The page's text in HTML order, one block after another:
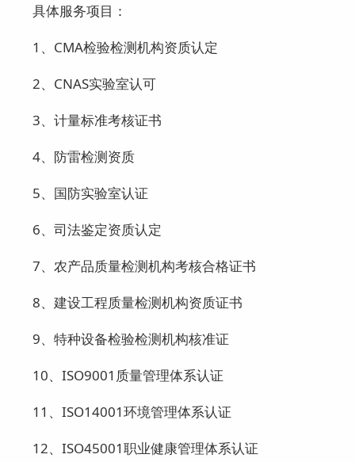
具体服务项目：
1、CMA检验检测机构资质认定
2、CNAS实验室认可
3、计量标准考核证书
4、防雷检测资质
5、国防实验室认证
6、司法鉴定资质认定
7、农产品质量检测机构考核合格证书
8、建设工程质量检测机构资质证书
9、特种设备检验检测机构核准证
10、ISO9001质量管理体系认证
11、ISO14001环境管理体系认证
12、ISO45001职业健康管理体系认证